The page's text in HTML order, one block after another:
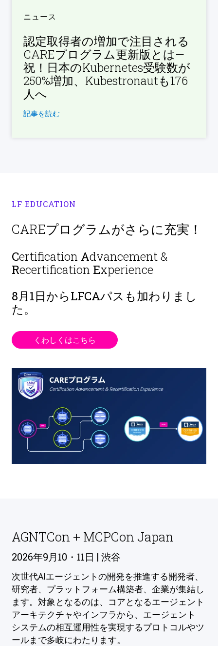
ニュース
認定取得者の増加で注目される
CAREプログラム更新版とは—
祝！日本のKubernetes受験数が
250%増加、Kubestronautも176
人へ
記事を読む
LF EDUCATION
CAREプログラムがさらに充実！
Certification Advancement &
Recertification Experience
8月1日からLFCAパスも加わりまし
た。
くわしくはこちら
AGNTCon + MCPCon Japan
2026年9月10・11日 | 渋谷
次世代AIエージェントの開発を推進する開発者、
研究者、プラットフォーム構築者、企業が集結し
ます。対象となるのは、コアとなるエージェント
アーキテクチャやインフラから、エージェント
システムの相互運用性を実現するプロトコルやツ
ールまで多岐にわたります。